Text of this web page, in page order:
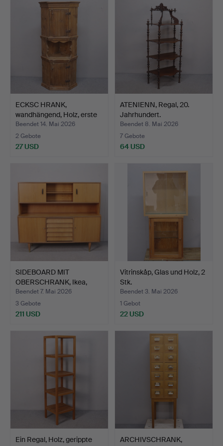
ECKSC HRANK,
wandhängend, Holz, erste
Hälf…
Beendet 14. Mai 2026
2 Gebote
27 USD
ATENIENN, Regal, 20.
Jahrhundert.
Beendet 8. Mai 2026
7 Gebote
64 USD
SIDEBOARD MIT
OBERSCHRANK, Ikea,
1950/60er.
Beendet 7. Mai 2026
3 Gebote
211 USD
Vitrinskåp, Glas und Holz, 2
Stk.
Beendet 3. Mai 2026
1 Gebot
22 USD
Ein Regal, Holz, gerippte
ARCHIVSCHRANK,